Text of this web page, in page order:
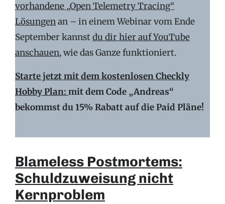
vorhandene „Open Telemetry Tracing“
Lösungenan – in einem Webinar vom Ende
September kannstdu dir hier auf YouTube
anschauen, wie das Ganze funktioniert.
Starte jetzt mit dem kostenlosen Checkly
Hobby Plan: mit dem Code „Andreas“
bekommst du 15% Rabatt auf die Paid Pläne!
Blameless Postmortems:
Schuldzuweisung nicht
Kernproblem